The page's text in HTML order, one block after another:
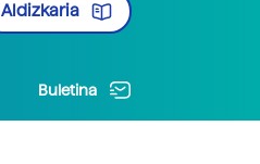
Aldizkaria
Buletina